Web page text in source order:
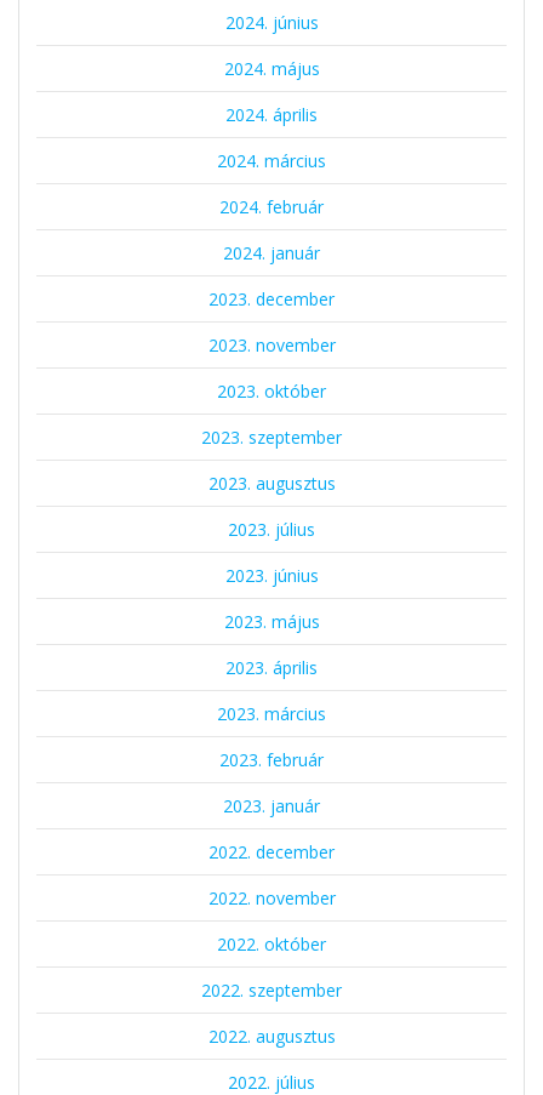
2024. június
2024. május
2024. április
2024. március
2024. február
2024. január
2023. december
2023. november
2023. október
2023. szeptember
2023. augusztus
2023. július
2023. június
2023. május
2023. április
2023. március
2023. február
2023. január
2022. december
2022. november
2022. október
2022. szeptember
2022. augusztus
2022. július